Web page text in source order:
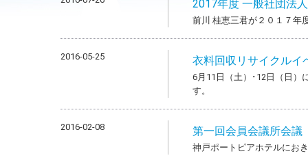
2017年度 一般社団法
前川 桂恵三君が２０１７年
2016-05-25 衣料回収リサイクルイ
6月11日（土）･12日（日）
す。
2016-02-08 第一回会員会議所会議
神戸ポートピアホテルにお